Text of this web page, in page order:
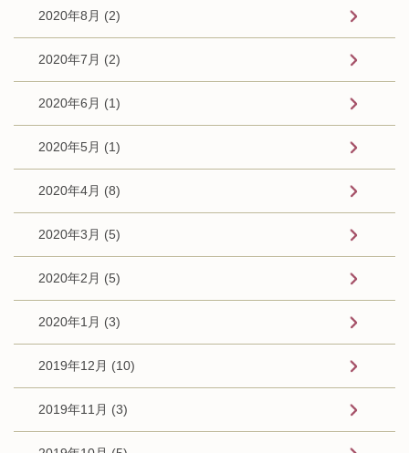
2020年8月 (2)
2020年7月 (2)
2020年6月 (1)
2020年5月 (1)
2020年4月 (8)
2020年3月 (5)
2020年2月 (5)
2020年1月 (3)
2019年12月 (10)
2019年11月 (3)